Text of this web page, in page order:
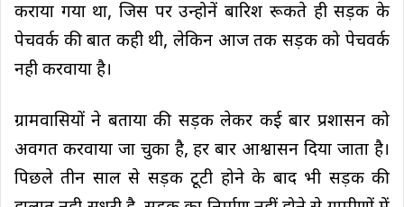
कराया गया था, जिस पर उन्होनें बारिश रूकते ही सड़क के
पेचवर्क की बात कही थी, लेकिन आज तक सड़क को पेचवर्क
नही करवाया है।
ग्रामवासियों ने बताया की सड़क लेकर कई बार प्रशासन को
अवगत करवाया जा चुका है, हर बार आश्वासन दिया जाता है।
पिछले तीन साल से सड़क टूटी होने के बाद भी सड़क की